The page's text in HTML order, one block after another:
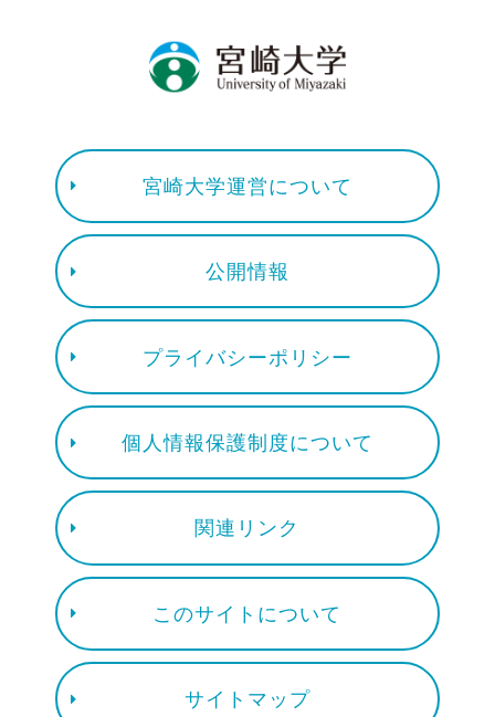
宮崎大学運営について
公開情報
プライバシーポリシー
個人情報保護制度について
関連リンク
このサイトについて
サイトマップ